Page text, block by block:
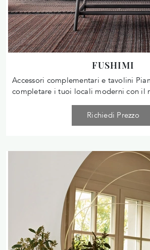
FUSHIMI
Accessori complementari e tavolini
completare i tuoi locali moderni con il
Richiedi Prezzo